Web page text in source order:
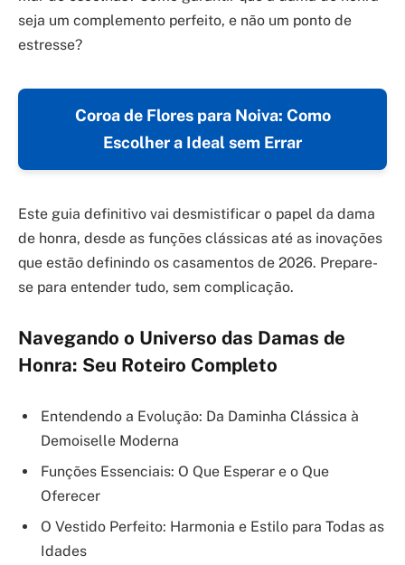
seja um complemento perfeito, e não um ponto de
estresse?
Coroa de Flores para Noiva: Como
Escolher a Ideal sem Errar
Este guia definitivo vai desmistificar o papel da dama
de honra, desde as funções clássicas até as inovações
que estão definindo os casamentos de 2026. Prepare-
se para entender tudo, sem complicação.
Navegando o Universo das Damas de
Honra: Seu Roteiro Completo
Entendendo a Evolução: Da Daminha Clássica à
Demoiselle Moderna
Funções Essenciais: O Que Esperar e o Que
Oferecer
O Vestido Perfeito: Harmonia e Estilo para Todas as
Idades